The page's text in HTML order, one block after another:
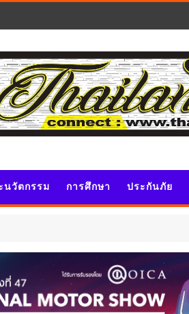
นวัตกรรม การศึกษา ประกันภัย